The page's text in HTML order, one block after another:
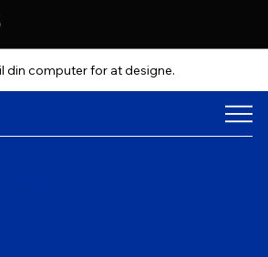
din computer for at designe.